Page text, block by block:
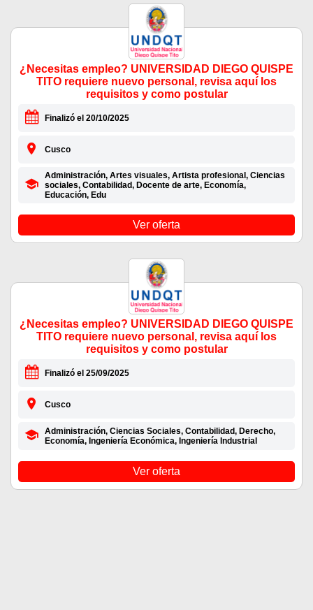
¿Necesitas empleo? UNIVERSIDAD DIEGO QUISPE
TITO requiere nuevo personal, revisa aquí los
requisitos y como postular
Finalizó el 20/10/2025
Cusco
Administración, Artes visuales, Artista profesional, Ciencias
sociales, Contabilidad, Docente de arte, Economía,
Educación, Edu
Ver oferta
¿Necesitas empleo? UNIVERSIDAD DIEGO QUISPE
TITO requiere nuevo personal, revisa aquí los
requisitos y como postular
Finalizó el 25/09/2025
Cusco
Administración, Ciencias Sociales, Contabilidad, Derecho,
Economía, Ingeniería Económica, Ingeniería Industrial
Ver oferta